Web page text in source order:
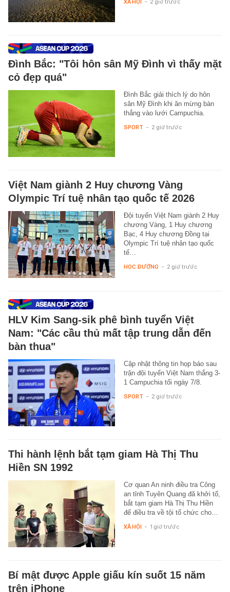
Đình Bắc: "Tôi hôn sân Mỹ Đình vì thấy mặt
cỏ đẹp quá"
Đình Bắc giải thích lý do hôn
sân Mỹ Đình khi ăn mừng bàn
thắng vào lưới Campuchia.
SPORT - 2 giờ trước
Việt Nam giành 2 Huy chương Vàng
Olympic Trí tuệ nhân tạo quốc tế 2026
Đội tuyển Việt Nam giành 2 Huy
chương Vàng, 1 Huy chương
Bạc, 4 Huy chương Đồng tại
Olympic Trí tuệ nhân tạo quốc
tế…
HỌC ĐƯỜNG - 2 giờ trước
HLV Kim Sang-sik phê bình tuyển Việt
Nam: "Các cầu thủ mất tập trung dẫn đến
bàn thua"
Cập nhật thông tin họp báo sau
trận đội tuyển Việt Nam thắng 3-
1 Campuchia tối ngày 7/8.
SPORT - 2 giờ trước
Thi hành lệnh bắt tạm giam Hà Thị Thu
Hiền SN 1992
Cơ quan An ninh điều tra Công
an tỉnh Tuyên Quang đã khởi tố,
bắt tạm giam Hà Thị Thu Hiền
để điều tra về tội tổ chức cho…
XÃ HỘI - 1 giờ trước
Bí mật được Apple giấu kín suốt 15 năm
trên iPhone